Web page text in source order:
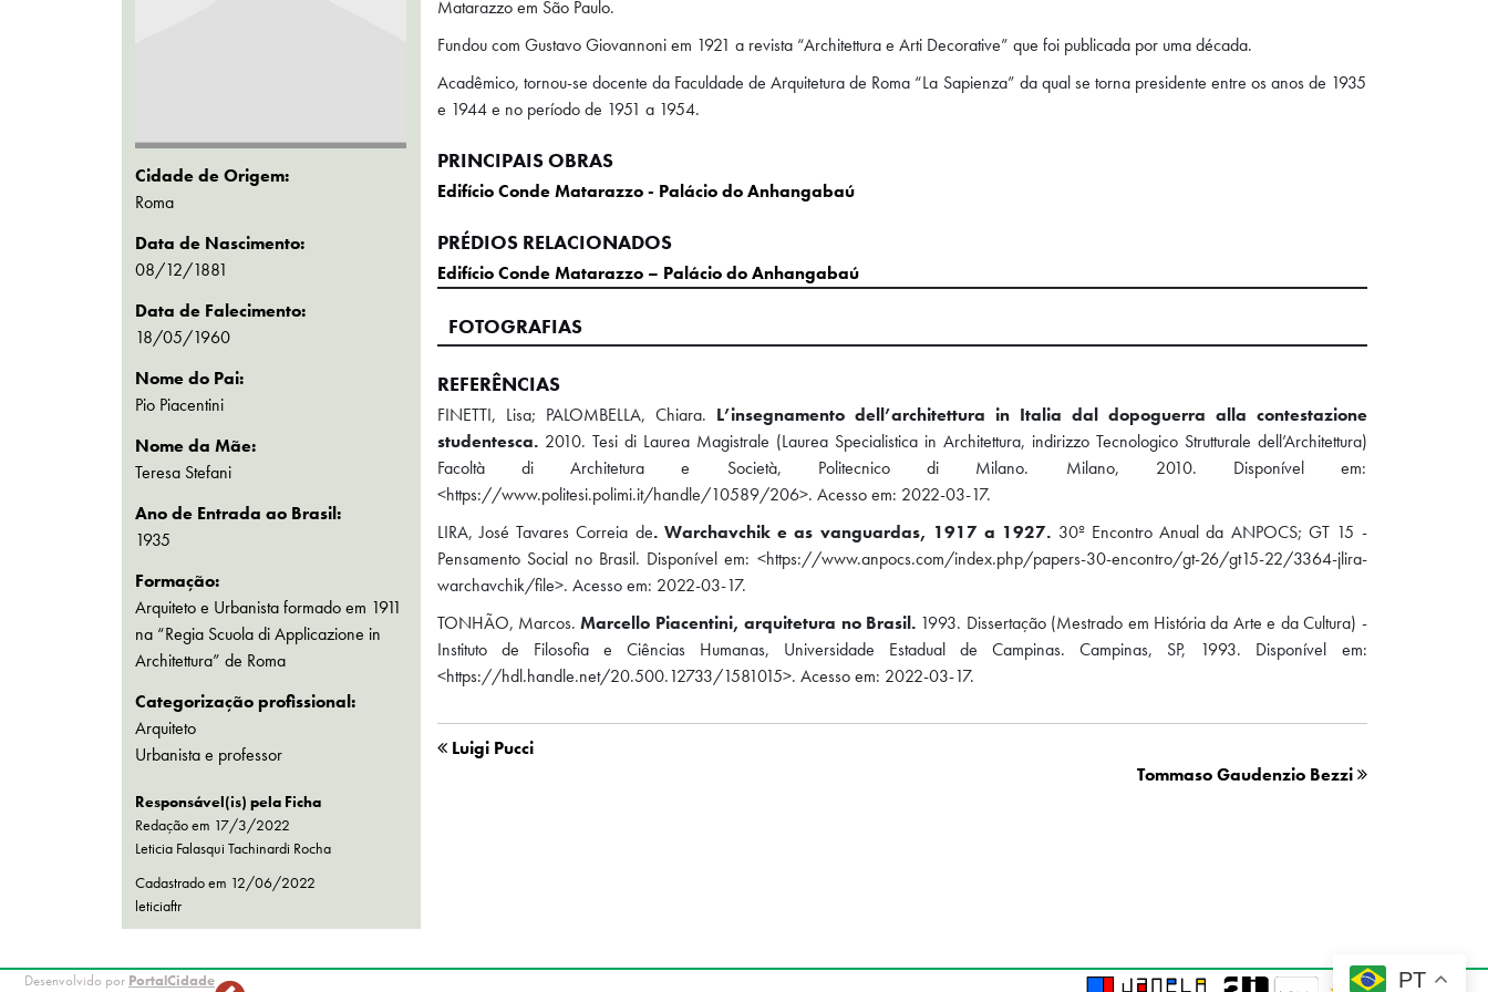
Cidade de Origem:
Roma
Data de Nascimento:
08/12/1881
Data de Falecimento:
18/05/1960
Nome do Pai:
Pio Piacentini
Nome da Mãe:
Teresa Stefani
Ano de Entrada ao Brasil:
1935
Formação:
Arquiteto e Urbanista formado em 1911
na “Regia Scuola di Applicazione in
Architettura” de Roma
Categorização profissional:
Arquiteto
Urbanista e professor
Responsável(is) pela Ficha
Redação em 17/3/2022
Leticia Falasqui Tachinardi Rocha
Cadastrado em 12/06/2022
leticiaftr
Matarazzo em São Paulo.
Fundou com Gustavo Giovannoni em 1921 a revista “Architettura e Arti Decorative” que foi publicada por uma década.
Acadêmico, tornou-se docente da Faculdade de Arquitetura de Roma “La Sapienza” da qual se torna presidente entre os anos de 1935
e 1944 e no período de 1951 a 1954.
PRINCIPAIS OBRAS
Edifício Conde Matarazzo - Palácio do Anhangabaú
PRÉDIOS RELACIONADOS
Edifício Conde Matarazzo – Palácio do Anhangabaú
FOTOGRAFIAS
REFERÊNCIAS
FINETTI, Lisa; PALOMBELLA, Chiara. L’insegnamento dell’architettura in Italia dal dopoguerra alla contestazione
studentesca. 2010. Tesi di Laurea Magistrale (Laurea Specialistica in Architettura, indirizzo Tecnologico Strutturale dell’Architettura)
Facoltà di Architetura e Società, Politecnico di Milano. Milano, 2010. Disponível em:
<https://www.politesi.polimi.it/handle/10589/206>. Acesso em: 2022-03-17.
LIRA, José Tavares Correia de. Warchavchik e as vanguardas, 1917 a 1927. 30º Encontro Anual da ANPOCS; GT 15 -
Pensamento Social no Brasil. Disponível em: <https://www.anpocs.com/index.php/papers-30-encontro/gt-26/gt15-22/3364-jlira-
warchavchik/file>. Acesso em: 2022-03-17.
TONHÃO, Marcos.Marcello Piacentini, arquitetura no Brasil.1993. Dissertação (Mestrado em História da Arte e da Cultura) -
Instituto de Filosofia e Ciências Humanas, Universidade Estadual de Campinas. Campinas, SP, 1993. Disponível em:
<https://hdl.handle.net/20.500.12733/1581015>. Acesso em: 2022-03-17.
Luigi Pucci
Tommaso Gaudenzio Bezzi
Desenvolvido por PortalCidade PT